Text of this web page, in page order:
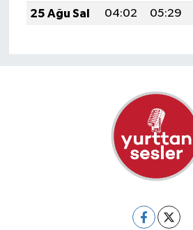
25 Ağu Sal
04:02 05:29